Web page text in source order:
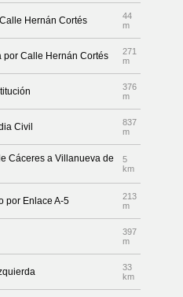
Hernán Cortés
44
m
por Calle Hernán Cortés
271
m
376
m
Civil
837
m
Cáceres a Villanueva de
5
km
por Enlace A-5
213
m
397
m
33
km